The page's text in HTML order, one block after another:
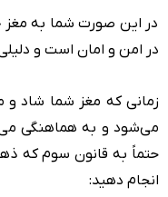
در این صورت شما به مغز
در امن و امان است و
زمانی که مغز شما شاد و
می‌شود و به هماهنگی
حتماً به قانون سوم که
انجام دهید: